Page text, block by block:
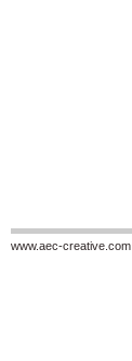
www.aec-creative.com